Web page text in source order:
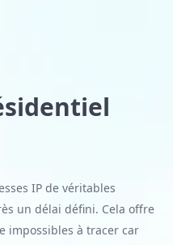
IP de véritables
un délai défini. Cela offre
impossibles à tracer car